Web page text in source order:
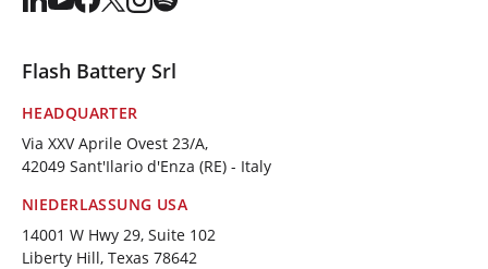
Flash Battery Srl
HEADQUARTER
Via XXV Aprile Ovest 23/A,
42049 Sant'Ilario d'Enza (RE) - Italy
NIEDERLASSUNG USA
14001 W Hwy 29, Suite 102
Liberty Hill, Texas 78642